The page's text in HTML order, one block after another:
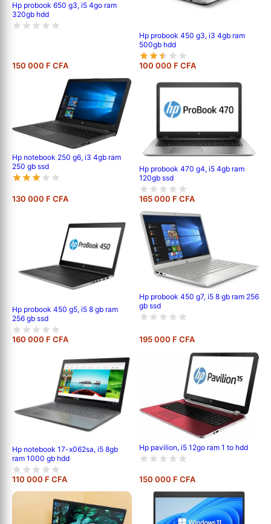
Hp probook 650 g3, i5 4go ram
320gb hdd
150 000 F CFA
Hp probook 450 g3, i3 4gb ram
500gb hdd
100 000 F CFA
Hp notebook 250 g6, i3 4gb ram
250 gb ssd
130 000 F CFA
Hp probook 470 g4, i5 4gb ram
120gb ssd
165 000 F CFA
Hp probook 450 g5, i5 8 gb ram
256 gb ssd
160 000 F CFA
Hp probook 450 g7, i5 8 gb ram 256
gb ssd
195 000 F CFA
Hp notebook 17-x062sa, i5 8gb
ram 1000 gb hdd
110 000 F CFA
Hp pavilion, i5 12go ram 1 to hdd
150 000 F CFA